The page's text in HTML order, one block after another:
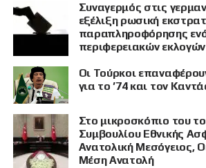
Συναγερμός στις
εξέλιξη ρωσική
παραπληροφόρησης
περιφερειακών εκλογών
Οι Τούρκοι
για το ’74 και τον
Στο μικροσκόπιο του
Συμβουλίου Εθνικής
Ανατολική Μεσόγειος,
Μέση Ανατολή